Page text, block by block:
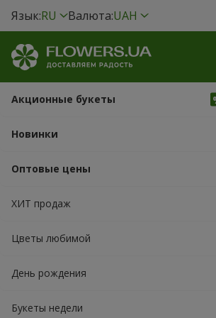
Язык:RU Валюта:UAH
Акционные букеты
Новинки
Оптовые цены
ХИТ продаж
Цветы любимой
День рождения
Букеты недели